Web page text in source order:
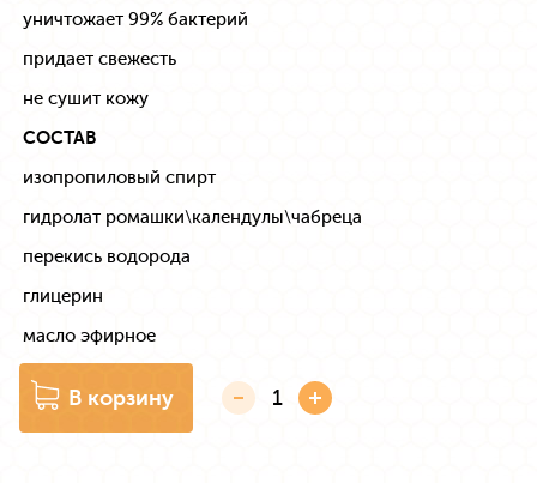
уничтожает 99% бактерий
придает свежесть
не сушит кожу
СОСТАВ
изопропиловый спирт
гидролат ромашки\календулы\чабреца
перекись водорода
глицерин
масло эфирное
В корзину